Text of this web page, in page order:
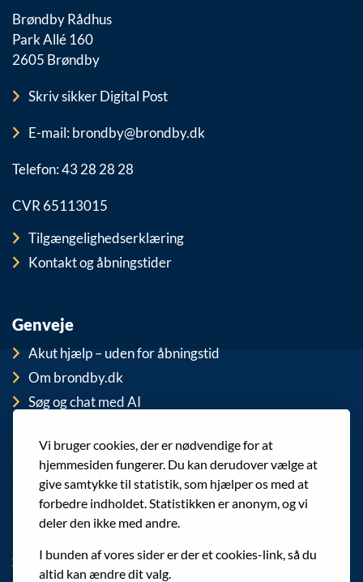
Vi bruger cookies, der er nødvendige for at
hjemmesiden fungerer. Du kan derudover vælge at
give samtykke til statistik, som hjælper os med at
forbedre indholdet. Statistikken er anonym, og vi
deler den ikke med andre.
I bunden af vores sider er der et cookies-link, så du
altid kan ændre dit valg.
Brøndby Rådhus
Park Allé 160
2605 Brøndby
Skriv sikker Digital Post
E-mail: brondby@brondby.dk
Telefon: 43 28 28 28
CVR 65113015
Tilgængelighedserklæring
Kontakt og åbningstider
Genveje
Akut hjælp – uden for åbningstid
Om brondby.dk
Søg og chat med AI
EAN-numre
Cookies
Privatlivspolitik (GDPR)
Sociale medier